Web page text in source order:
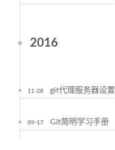
2016
11-28 git代理服务器设置
09-17 Git简明学习手册